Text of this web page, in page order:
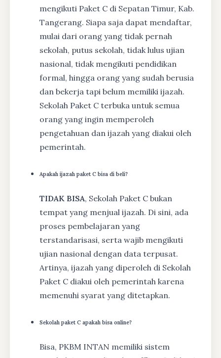
mengikuti Paket C di Sepatan Timur, Kab.
Tangerang. Siapa saja dapat mendaftar,
mulai dari orang yang tidak pernah
sekolah, putus sekolah, tidak lulus ujian
nasional, tidak mengikuti pendidikan
formal, hingga orang yang sudah berusia
dan bekerja tapi belum memiliki ijazah.
Sekolah Paket C terbuka untuk semua
orang yang ingin memperoleh
pengetahuan dan ijazah yang diakui oleh
pemerintah.
Apakah ijazah paket C bisa di beli?
TIDAK BISA, Sekolah Paket C bukan
tempat yang menjual ijazah. Di sini, ada
proses pembelajaran yang
terstandarisasi, serta wajib mengikuti
ujian nasional dengan data terpusat.
Artinya, ijazah yang diperoleh di Sekolah
Paket C diakui oleh pemerintah karena
memenuhi syarat yang ditetapkan.
Sekolah paket C apakah bisa online?
Bisa, PKBM INTAN memiliki sistem